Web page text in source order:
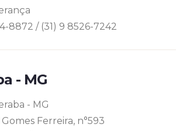
8872 / (31) 9 8526-7242
- MG
- MG
Ferreira, n°593